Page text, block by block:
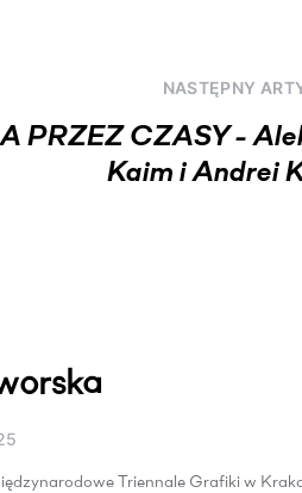
NASTĘPNY
PRZEZ CZASY -
Kaim i Andrei
Triennale Grafiki w